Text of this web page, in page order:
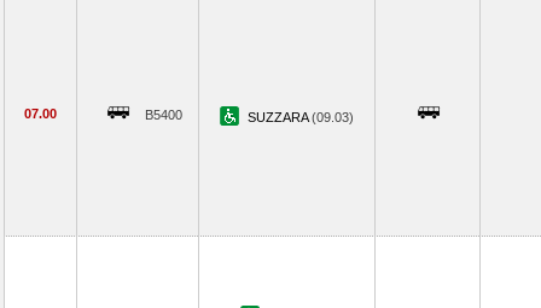
07.00 B5400 SUZZARA(09.03)